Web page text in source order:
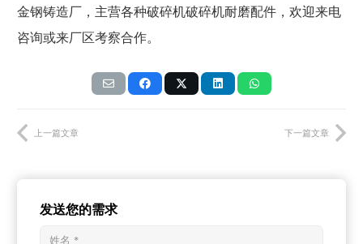
金钢铸造厂，主营各种破碎机破碎机耐磨配件，欢迎来电
咨询或来厂区考察合作。
上一篇文章 下一篇文章
发送您的需求